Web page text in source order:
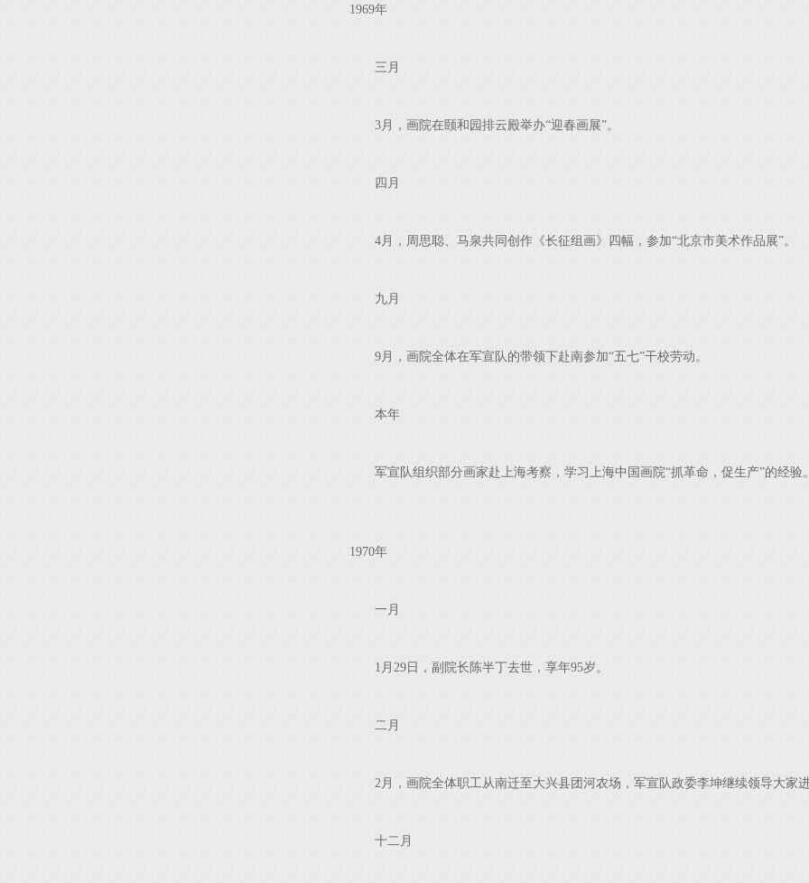
1969年
三月
3月，画院在颐和园排云殿举办“迎春画展”。
四月
4月，周思聪、马泉共同创作《长征组画》四幅，参加“北京市美术作品展”。
九月
9月，画院全体在军宣队的带领下赴南参加“五七”干校劳动。
本年
军宣队组织部分画家赴上海考察，学习上海中国画院“抓革命，促生产”的经验
1970年
一月
1月29日，副院长陈半丁去世，享年95岁。
二月
2月，画院全体职工从南迁至大兴县团河农场，军宣队政委李坤继续领导大家
十二月